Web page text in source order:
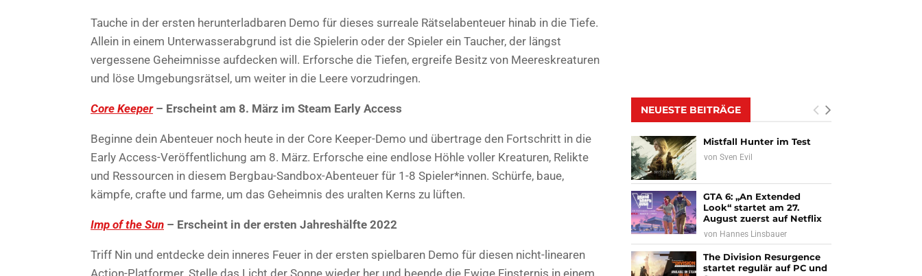
Tauche in der ersten herunterladbaren Demo für dieses surreale Rätselabenteuer hinab in die Tiefe.
Allein in einem Unterwasserabgrund ist die Spielerin oder der Spieler ein Taucher, der längst
vergessene Geheimnisse aufdecken will. Erforsche die Tiefen, ergreife Besitz von Meereskreaturen
und löse Umgebungsrätsel, um weiter in die Leere vorzudringen.
Core Keeper– Erscheint am 8. März im Steam Early Access
Beginne dein Abenteuer noch heute in der Core Keeper-Demo und übertrage den Fortschritt in die
Early Access-Veröffentlichung am 8. März. Erforsche eine endlose Höhle voller Kreaturen, Relikte
und Ressourcen in diesem Bergbau-Sandbox-Abenteuer für 1-8 Spieler*innen. Schürfe, baue,
kämpfe, crafte und farme, um das Geheimnis des uralten Kerns zu lüften.
Imp of the Sun – Erscheint in der ersten Jahreshälfte 2022
Triff Nin und entdecke dein inneres Feuer in der ersten spielbaren Demo für diesen nicht-linearen
Action-Platformer. Stelle das Licht der Sonne wieder her und beende die Ewige Finsternis in einem
NEUESTE BEITRÄGE
Mistfall Hunter im Test
vonSven Evil
GTA 6: „An Extended
Look“ startet am 27.
August zuerst auf Netflix
von Hannes Linsbauer
The Division Resurgence
startet regulär auf PC und